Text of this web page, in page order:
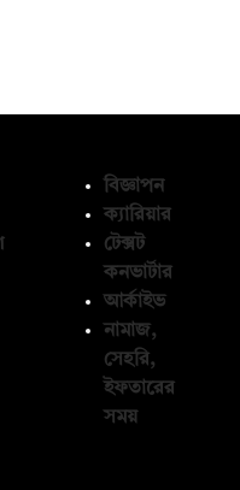
বিজ্ঞাপন
ক্যারিয়ার
টেক্সট
কনভার্টার
আর্কাইভ
নামাজ,
সেহরি,
ইফতারের
সময়